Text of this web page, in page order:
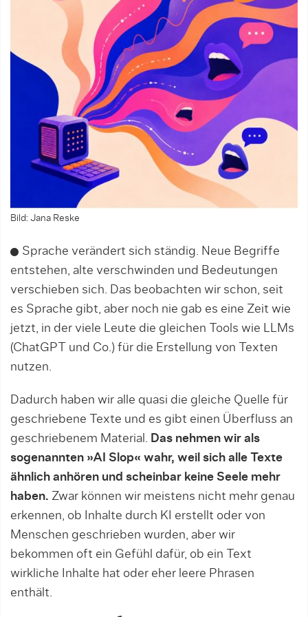
Bild: Jana Reske
Sprache verändert sich ständig. Neue Begriffe
entstehen, alte verschwinden und Bedeutungen
verschieben sich. Das beobachten wir schon, seit
es Sprache gibt, aber noch nie gab es eine Zeit wie
jetzt, in der viele Leute die gleichen Tools wie LLMs
(ChatGPT und Co.) für die Erstellung von Texten
nutzen.
Dadurch haben wir alle quasi die gleiche Quelle für
geschriebene Texte und es gibt einen Überfluss an
geschriebenem Material. Das nehmen wir als
sogenannten »AI Slop« wahr, weil sich alle Texte
ähnlich anhören und scheinbar keine Seele mehr
haben. Zwar können wir meistens nicht mehr genau
erkennen, ob Inhalte durch KI erstellt oder von
Menschen geschrieben wurden, aber wir
bekommen oft ein Gefühl dafür, ob ein Text
wirkliche Inhalte hat oder eher leere Phrasen
enthält.